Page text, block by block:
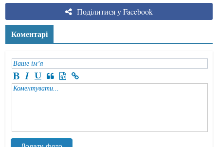
Поділитися у Facebook
Коментарі